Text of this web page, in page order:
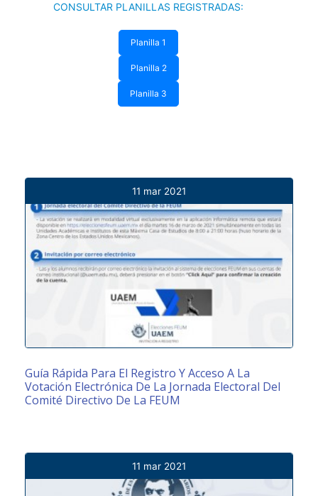
CONSULTAR PLANILLAS REGISTRADAS:
Planilla 1
Planilla 2
Planilla 3
11 mar 2021
Guía Rápida Para El Registro Y Acceso A La
Votación Electrónica De La Jornada Electoral Del
Comité Directivo De La FEUM
11 mar 2021